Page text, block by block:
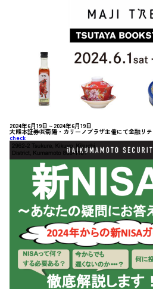
2024年6月19日～2024年6月19日
大熊本証券㈱菊陽・カリーノプラザ主催にて金融リ
check